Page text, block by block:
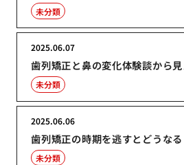
未分類
歯列矯正と鼻の変化体験談から
2025.06.07
未分類
歯列矯正の時期を逃すとどうな
2025.06.06
未分類